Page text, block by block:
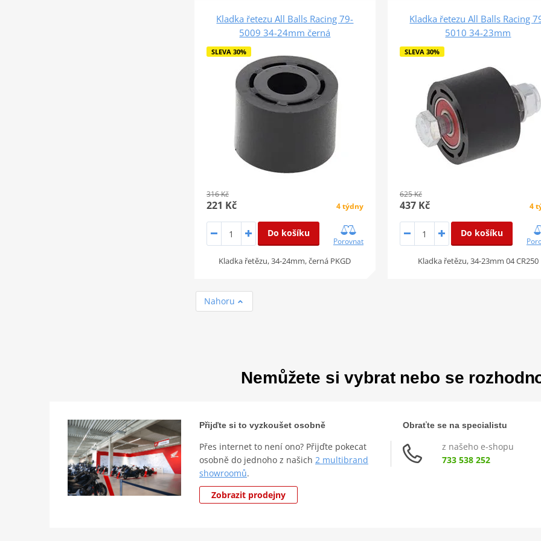
Kladka řetezu All Balls Racing 79-
5009 34-24mm černá
SLEVA 30%
316 Kč
221 Kč 4 týdny
Do košíku
Porovnat
Kladka řetězu, 34-24mm, černá PKGD
Kladka řetezu All Balls Racing
5010 34-23mm
SLEVA 30%
625 Kč
437 Kč 4
Do košíku
Kladka řetězu, 34-23mm 04 CR250
Nahoru
Nemůžete si vybrat nebo se
Přijďte si to vyzkoušet osobně
Přes internet to není ono? Přijďte pokecat
osobně do jednoho z našich 2 multibrand
showroomů.
Zobrazit prodejny
Obraťte se na specialistu
z našeho e-shopu
733 538 252